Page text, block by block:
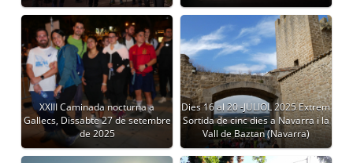
XXIII Caminada nocturna a
Gallecs, Dissabte 27 de setembre
de 2025
Dies 16 al 20 -JULIOL 2025 Extrem
Sortida de cinc dies a Navarra i la
Vall de Baztan (Navarra)